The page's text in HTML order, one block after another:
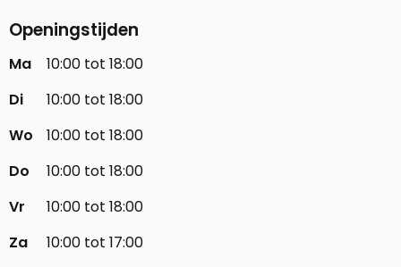
Openingstijden
Ma
10:00 tot 18:00
Di
10:00 tot 18:00
Wo
10:00 tot 18:00
Do
10:00 tot 18:00
Vr
10:00 tot 18:00
Za
10:00 tot 17:00